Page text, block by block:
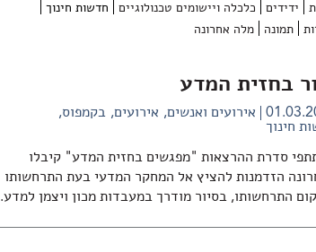
ידידים כלכלה ויישומים טכנולוגיים
חדשות חינוך
תמונה מלה אחרונה
בחזית המדע
אירועים ואנשים אירועים בקמפוס
חינוך
סדרת ההרצאות "מפגשים בחזית המדע" קיבלו
הזדמנות להציץ אל המחקר המדעי בעת התרחשותו
התרחשותו, בסיור מודרך במעבדות מכון ויצמן למדע.